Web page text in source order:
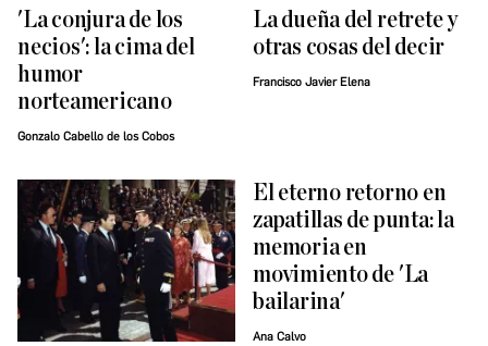
'La conjura de los
necios': la cima del
humor
norteamericano
Gonzalo Cabello de los Cobos
La dueña del retrete y
otras cosas del decir
Francisco Javier Elena
El eterno retorno en
zapatillas de punta: la
memoria en
movimiento de 'La
bailarina'
Ana Calvo